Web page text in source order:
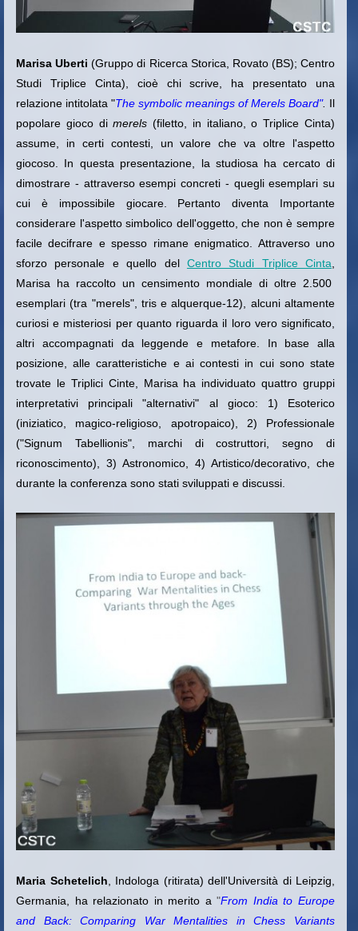
Marisa Uberti (Gruppo di Ricerca Storica, Rovato (BS); Centro
Studi Triplice Cinta), cioè chi scrive, ha presentato una
relazione intitolata "The symbolic meanings of Merels Board". Il
popolare gioco dimerels(filetto, in italiano, o Triplice Cinta)
assume, in certi contesti, un valore che va oltre l'aspetto
giocoso. In questa presentazione, la studiosa ha cercato di
dimostrare - attraverso esempi concreti - quegli esemplari su
cui è impossibile giocare. Pertanto diventa Importante
considerare l'aspetto simbolico dell'oggetto, che non è sempre
facile decifrare e spesso rimane enigmatico. Attraverso uno
sforzo personale e quello del Centro Studi Triplice Cinta
Marisa ha raccolto un censimento mondiale di oltre 2.500
esemplari (tra "merels", tris e alquerque-12), alcuni altamente
curiosi e misteriosi per quanto riguarda il loro vero significato,
altri accompagnati da leggende e metafore. In base alla
posizione, alle caratteristiche e ai contesti in cui sono state
trovate le Triplici Cinte, Marisa ha individuato quattro gruppi
interpretativi principali "alternativi" al gioco: 1) Esoterico
(iniziatico, magico-religioso, apotropaico), 2) Professionale
("Signum Tabellionis", marchi di costruttori, segno di
riconoscimento), 3) Astronomico, 4) Artistico/decorativo, che
durante la conferenza sono stati sviluppati e discussi.
Maria Schetelich , Indologa (ritirata) dell'Università di Leipzig,
Germania, ha relazionato in merito a"From India to Europe
and Back: Comparing War Mentalities in Chess Variants